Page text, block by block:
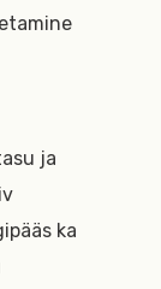
ja
ka